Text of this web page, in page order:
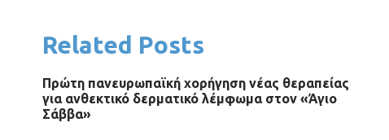
Related Posts
Πρώτη πανευρωπαϊκή χορήγηση νέας θεραπείας
για ανθεκτικό δερματικό λέμφωμα στον «Άγιο
Σάββα»